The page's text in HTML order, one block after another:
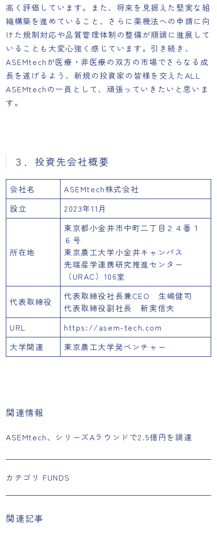
高く評価しています。また、将来を見据えた堅実な組
織構築を進めていること、さらに薬機法への申請に向
けた規制対応や品質管理体制の整備が順調に進展して
いることも大変心強く感じています。引き続き、
ASEMtechが医療・非医療の双方の市場でさらなる成
長を遂げるよう、新規の投資家の皆様を交えたALL
ASEMtechの一員として、頑張っていきたいと思いま
す。
３．投資先会社概要
会社名
ASEMtech株式会社
設立
2023年11月
所在地
東京都小金井市中町二丁目２４番１
６号
東京農工大学小金井キャンパス
先端産学連携研究推進センター
（URAC）106室
代表取締役
代表取締役社長兼CEO 生嶋健司
代表取締役副社長 新実信夫
URL
https://asem-tech.com
大学関連
東京農工大学発ベンチャー
関連情報
ASEMtech、シリーズAラウンドで2.5億円を調達
カテゴリ FUNDS
関連記事